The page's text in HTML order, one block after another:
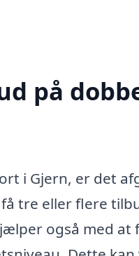
på
i Gjern, er det
tre eller flere
også med at